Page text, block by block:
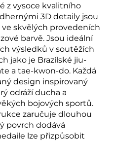
z vysoce kvalitního
3D detaily jsou
skvělých provedeních
barvě. Jsou ideální
výsledků v soutěžích
jako je Brazílské jiu-
a tae-kwon-do. Každá
design inspirovaný
odráží ducha a
bojových sportů.
zaručuje dlouhou
povrch dodává
lze přizpůsobit